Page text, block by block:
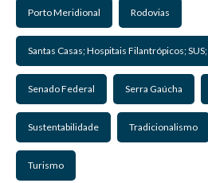
Porto Meridional Rodovias
Santas Casas; Hospitais Filantrópicos; SUS;
Senado Federal Serra Gaúcha
Sustentabilidade Tradicionalismo
Turismo